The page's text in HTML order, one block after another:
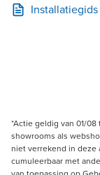
Installatiegids
*Actie geldig van 01/
showrooms als
niet verrekend in deze
cumuleerbaar met